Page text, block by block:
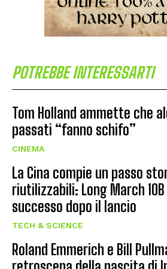
POTREBBE INTERESSARTI
Tom Holland ammette che
passati “fanno schifo”
CINEMA
La Cina compie un passo
riutilizzabili: Long March
successo dopo il lancio
TECH & SCIENCE
Roland Emmerich e Bill